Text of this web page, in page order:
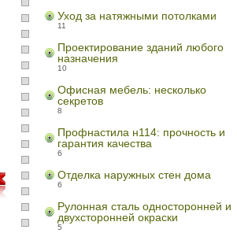
Уход за натяжными потолками
11
Проектирование зданий любого
назначения
10
Офисная мебель: несколько
секретов
8
Профнастила н114: прочность и
гарантия качества
6
Отделка наружных стен дома
6
Рулонная сталь односторонней и
двухсторонней окраски
5